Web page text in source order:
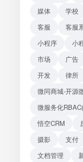
媒体
学校
客服
客服
小程序
小
市场
广告
开发
律所
微同商城-开源
微服务化
悟空CRM
摄影
支付
文档管理